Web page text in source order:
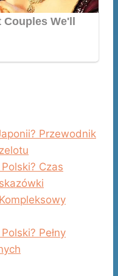
Przewodnik
Czas
Pełny